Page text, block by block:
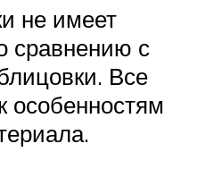
не имеет
сравнению с
Все
особенностям